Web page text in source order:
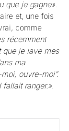
que je gagne».
et, une fois
comme
récemment
que je lave mes
ma
ouvre-moi”.
ranger.».